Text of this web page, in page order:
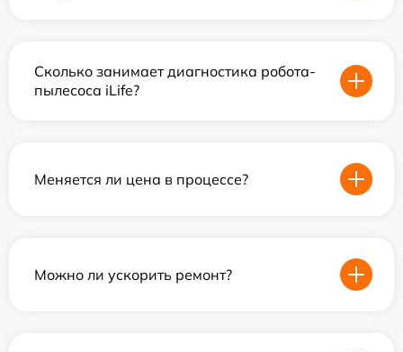
Сколько занимает диагностика робота-
пылесоса iLife?
Меняется ли цена в процессе?
Можно ли ускорить ремонт?